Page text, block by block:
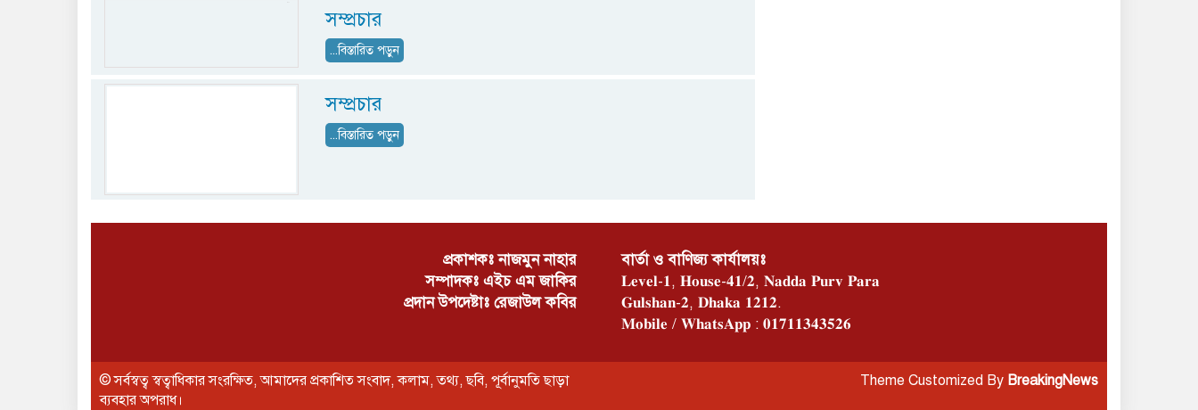
সম্প্রচার
...বিস্তারিত পড়ুন
সম্প্রচার
...বিস্তারিত পড়ুন
প্রকাশকঃ নাজমুন নাহার
সম্পাদকঃ এইচ এম জাকির
প্রদান উপদেষ্টাঃ রেজাউল কবির
বার্তা ও বাণিজ্য কার্যালয়ঃ
𝐋𝐞𝐯𝐞𝐥-𝟏, 𝐇𝐨𝐮𝐬𝐞-𝟒𝟏/𝟐, 𝐍𝐚𝐝𝐝𝐚 𝐏𝐮𝐫𝐯 𝐏𝐚𝐫𝐚
𝐆𝐮𝐥𝐬𝐡𝐚𝐧-𝟐, 𝐃𝐡𝐚𝐤𝐚 𝟏𝟐𝟏𝟐.
𝐌𝐨𝐛𝐢𝐥𝐞 / 𝐖𝐡𝐚𝐭𝐬𝐀𝐩𝐩 : 𝟎𝟏𝟕𝟏𝟏𝟑𝟒𝟑𝟓𝟐𝟔
© সর্বস্বত্ব স্বত্বাধিকার সংরক্ষিত, আমাদের প্রকাশিত সংবাদ, কলাম, তথ্য, ছবি, পূর্বানুমতি ছাড়া
ব্যবহার অপরাধ।
Theme Customized By BreakingNews